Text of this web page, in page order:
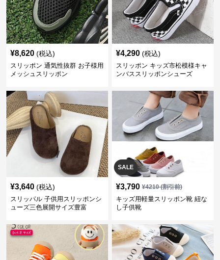
¥8,620 (税込)
スリッポン 通気性抜群 お子様用
メッシュスリッポン
¥4,290 (税込)
スリッポン キッズ市松模様キャ
ンバススリッポンシューズ
¥3,640 (税込)
スリッパル 子供用スリッポンシ
ューズ三色展開サイズ豊富
SALE
¥3,790 ¥4210(割引前)
キッズ用軽量スリッポン靴 紐な
し子供靴